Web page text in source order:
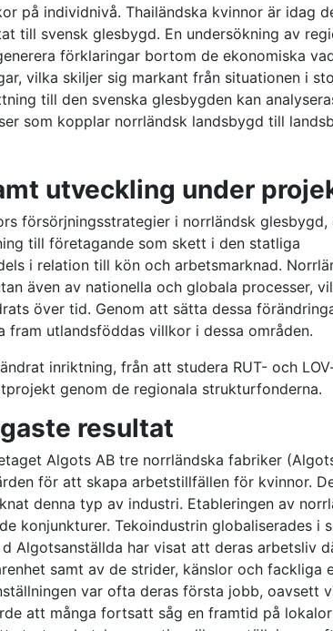
på individnivå. Thailändska kvinnor är idag
till svensk glesbygd. En undersökning av
förklaringar bortom de ekonomiska
vilka skiljer sig markant från situationen i
till den svenska glesbygden kan
som kopplar norrländsk landsbygd till
utveckling under
försörjningsstrategier i norrländsk glesbygd,
till företagande som skett i den statliga
i relation till kön och arbetsmarknad.
även av nationella och globala processer,
över tid. Genom att sätta dessa
utlandsföddas villkor i dessa områden.
inriktning, från att studera RUT- och
genom de regionala strukturfonderna.
resultat
Algots AB tre norrländska fabriker
för att skapa arbetstillfällen för kvinnor.
denna typ av industri. Etableringen av
konjunkturer. Tekoindustrin globaliserades i
Algotsanställda har visat att deras arbetsliv
samt av de strider, känslor och fackliga
var ofta deras första jobb, oavsett
att många fortsatt såg en framtid på